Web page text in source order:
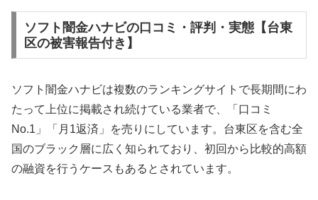
ソフト闇金ハナビの口コミ・評判・実態【台東
区の被害報告付き】
ソフト闇金ハナビは複数のランキングサイトで長期間にわ
たって上位に掲載され続けている業者で、「口コミ
No.1」「月1返済」を売りにしています。台東区を含む全
国のブラック層に広く知られており、初回から比較的高額
の融資を行うケースもあるとされています。